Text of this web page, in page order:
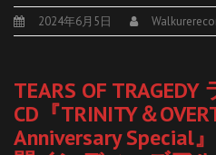
2024年6月5日
TEARS OF TRAGEDY
CD『TRINITY＆
Anniversary Special